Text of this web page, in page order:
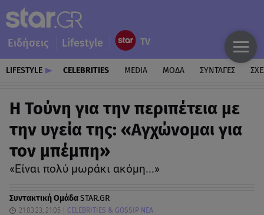
Ειδήσεις Lifestyle
LIFESTYLE CELEBRITIES MEDIA ΜΟΔΑ ΣΥΝΤΑΓΕΣ
Η Τούνη για την περιπέτεια με
την υγεία της: «Αγχώνομαι για
τον μπέμπη»
«Είναι πολύ μωράκι ακόμη...»
Συντακτική ΟμάδαSTAR.GR
21.03.23, 21:05 CELEBRITIES & GOSSIP ΝΕΑ